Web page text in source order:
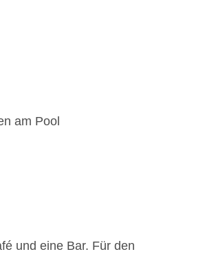
am Pool
und eine Bar. Für den